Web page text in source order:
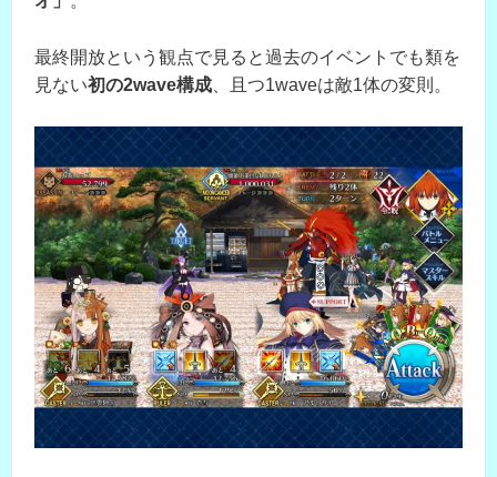
最終開放という観点で見ると過去のイベントでも類を
見ない初の2wave構成 、且つ1waveは敵1体の変則。